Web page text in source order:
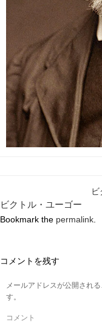
ビクトル・ユーゴー
Bookmark the permalink
コメントを残す
メールアドレスが公開され
す。
コメント